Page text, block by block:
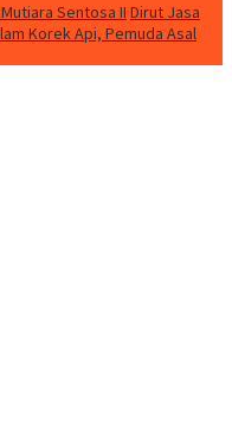
Sentosa II Dirut Jasa
Korek Api, Pemuda Asal